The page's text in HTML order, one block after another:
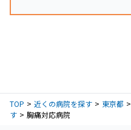
TOP 近くの病院を探す 東京都
す
胸痛対応病院